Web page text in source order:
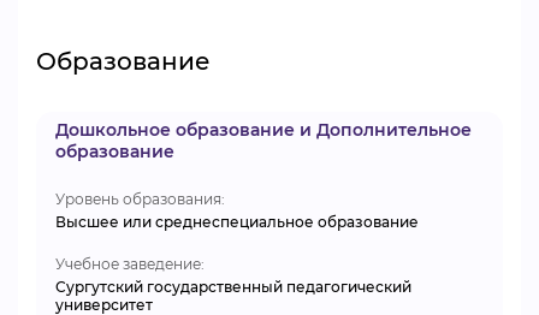
Образование
Дошкольное образование и Дополнительное
образование
Уровень образования:
Высшее или среднеспециальное образование
Учебное заведение:
Сургутский государственный педагогический
университет